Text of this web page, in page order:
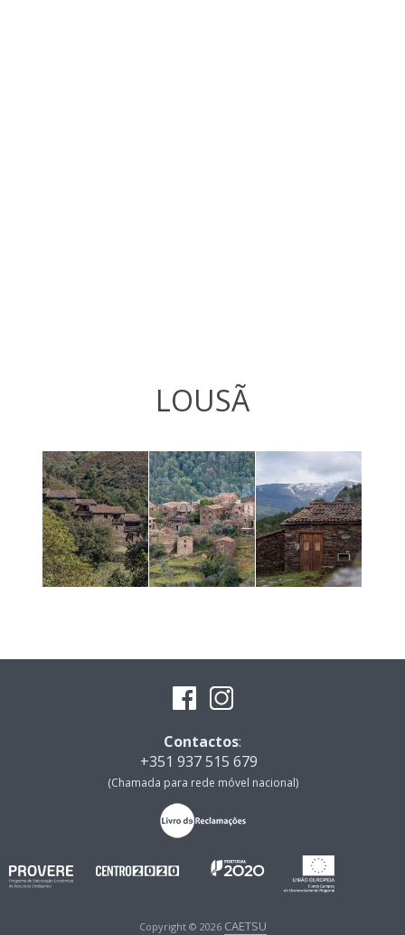
LOUSÃ
Contactos:
+351 937 515 679
(Chamada para rede móvel nacional)
Copyright © 2026 CAETSU